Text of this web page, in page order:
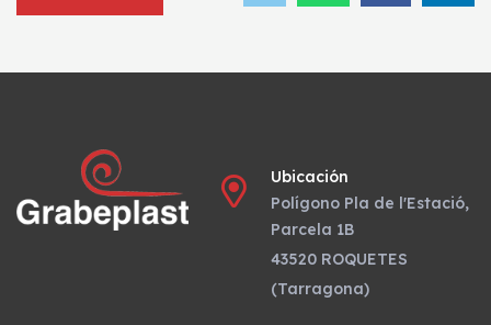
Ubicación
Polígono Pla de l'Estació,
Parcela 1B
43520 ROQUETES
(Tarragona)